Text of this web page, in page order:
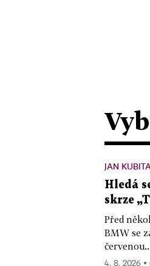
JAN
Hledá
skrze
Před
BMW se
4. 8. 2026